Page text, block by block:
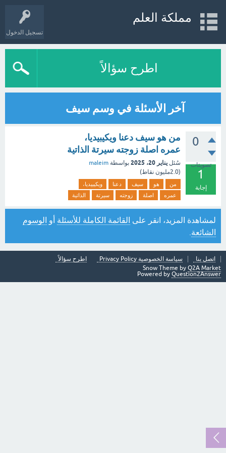
تسجيل الدخول
مملكة العلم
اطرح سؤالاً
آخر الأسئلة في وسم سيف
0
تصويتات
1
إجابة
من هو سيف دعنا ويكيبيديا،
عمره اصلة زوجته سيرتة الذاتية
سُئل يناير 20، 2025 بواسطة maleim
(2.0مليون نقاط)
من هو سيف دعنا
ويكيبيديا،
عمره
اصلة زوجته سيرتة الذاتية
لمشاهدة المزيد، انقر على القائمة الكاملة للأسئلة أو الوسوم
الشائعة
اتصل بنا سياسة الخصوصية Privacy Policy
اطرح سؤالاً
Snow Theme by Q2A Market
Powered by Question2Answer